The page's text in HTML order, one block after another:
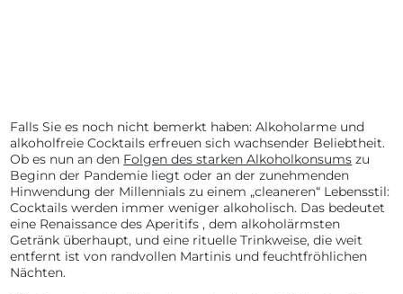
Falls Sie es noch nicht bemerkt haben: Alkoholarme und
alkoholfreie Cocktails erfreuen sich wachsender Beliebtheit.
Ob es nun an den Folgen des starken Alkoholkonsums zu
Beginn der Pandemie liegt oder an der zunehmenden
Hinwendung der Millennials zu einem „cleaneren“ Lebensstil:
Cocktails werden immer weniger alkoholisch. Das bedeutet
eine Renaissance des Aperitifs , dem alkoholärmsten
Getränk überhaupt, und eine rituelle Trinkweise, die weit
entfernt ist von randvollen Martinis und feuchtfröhlichen
Nächten.